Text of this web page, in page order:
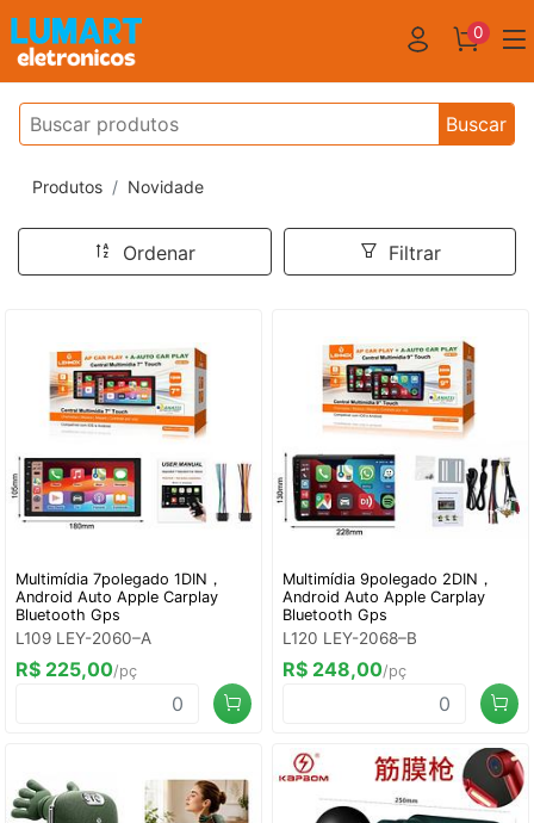
0
Buscar
Produtos Novidade
Ordenar Filtrar
Multimídia 7polegado 1DIN，
Android Auto Apple Carplay
Bluetooth Gps
L109 LEY-2060–A
R$ 225,00/pç
Multimídia 9polegado 2DIN，
Android Auto Apple Carplay
Bluetooth Gps
L120 LEY-2068–B
R$ 248,00/pç